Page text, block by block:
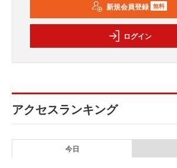
新規会員登録 無料
ログイン
アクセスランキング
今日